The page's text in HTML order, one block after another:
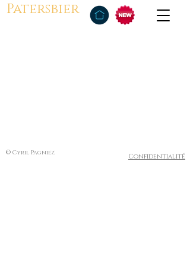
Patersbier
© Cyril Pagniez Confidentialité